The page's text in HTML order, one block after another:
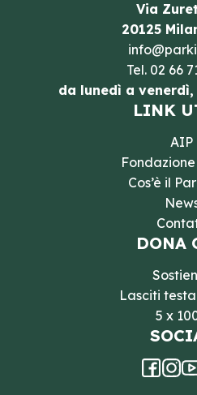
Via
20125
Tel. 02 66
da lunedì a venerdì,
LINK
AIP
Cos’è il
DONA
Lasciti
5 x